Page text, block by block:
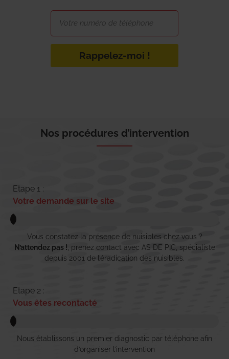
Rappelez-moi !
Nos procédures d’intervention
Etape 1 :
Votre demande sur le site
Vous constatez la présence de nuisibles chez vous ?
N’attendez pas ! , prenez contact avec AS DE PIC, spécialiste
depuis 2001 de l’éradication des nuisibles.
Etape 2 :
Vous êtes recontacté
Nous établissons un premier diagnostic par téléphone afin
d’organiser l’intervention